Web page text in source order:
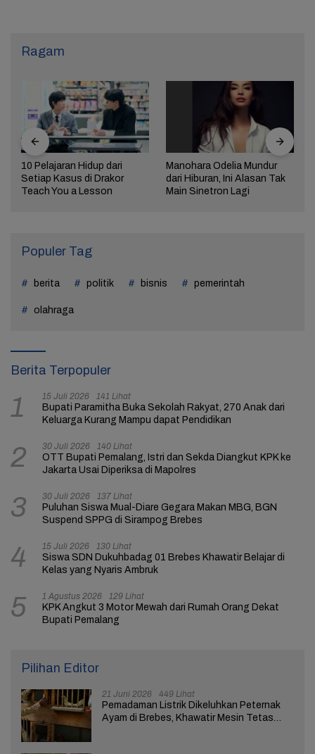
Ragam
10 Pelajaran Hidup dari
Setiap Kasus di Drakor
Teach You a Lesson
Manohara Odelia Mundur
dari Hiburan, Ini Alasan Tak
Main Sinetron Lagi
Populer Tag
berita politik bisnis pemerintah
olahraga
Berita Terpopuler
1 15 Juli 2026 141 Lihat
Bupati Paramitha Buka Sekolah Rakyat, 270 Anak dari
Keluarga Kurang Mampu dapat Pendidikan
2 30 Juli 2026 140 Lihat
OTT Bupati Pemalang, Istri dan Sekda Diangkut KPK ke
Jakarta Usai Diperiksa di Mapolres
3 30 Juli 2026 137 Lihat
Puluhan Siswa Mual-Diare Gegara Makan MBG, BGN
Suspend SPPG di Sirampog Brebes
4 15 Juli 2026 130 Lihat
Siswa SDN Dukuhbadag 01 Brebes Khawatir Belajar di
Kelas yang Nyaris Ambruk
5 1 Agustus 2026 129 Lihat
KPK Angkut 3 Motor Mewah dari Rumah Orang Dekat
Bupati Pemalang
Pilihan Editor
21 Juni 2026 449 Lihat
Pemadaman Listrik Dikeluhkan Peternak
Ayam di Brebes, Khawatir Mesin Tetas